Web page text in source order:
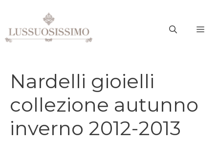
contenuto
Nardelli gioielli
collezione autunno
inverno 2012-2013